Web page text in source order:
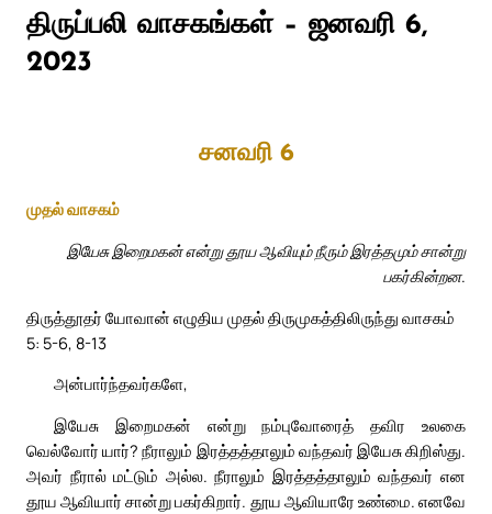
திருப்பலி வாசகங்கள் – ஜனவரி 6,
2023
சனவரி 6
முதல் வாசகம்
இயேசு இறைமகன் என்று தூய ஆவியும் நீரும் இரத்தமும் சான்று
பகர்கின்றன.
திருத்தூதர் யோவான் எழுதிய முதல் திருமுகத்திலிருந்து வாசகம்
5: 5-6, 8-13
அன்பார்ந்தவர்களே,
இயேசு இறைமகன் என்று நம்புவோரைத் தவிர உலகை
வெல்வோர் யார்? நீராலும் இரத்தத்தாலும் வந்தவர் இயேசு கிறிஸ்து.
அவர் நீரால் மட்டும் அல்ல. நீராலும் இரத்தத்தாலும் வந்தவர் என
தூய ஆவியார் சான்று பகர்கிறார். தூய ஆவியாரே உண்மை. எனவே